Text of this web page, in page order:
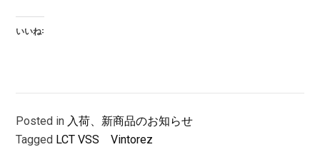
いいね:
Posted in 入荷、新商品のお知らせ
Tagged LCT VSS Vintorez